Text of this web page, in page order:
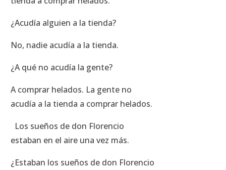
¿Acudía alguien a la tienda?
No, nadie acudía a la tienda.
¿A qué no acudía la gente?
A comprar helados. La gente no
acudía a la tienda a comprar helados.
Los sueños de don Florencio
estaban en el aire una vez más.
¿Estaban los sueños de don Florencio